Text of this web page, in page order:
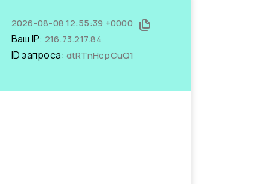
2026-08-08 12:55:39 +0000
Ваш IP: 216.73.217.84
ID запроса: dtRTnHcpCuQ1